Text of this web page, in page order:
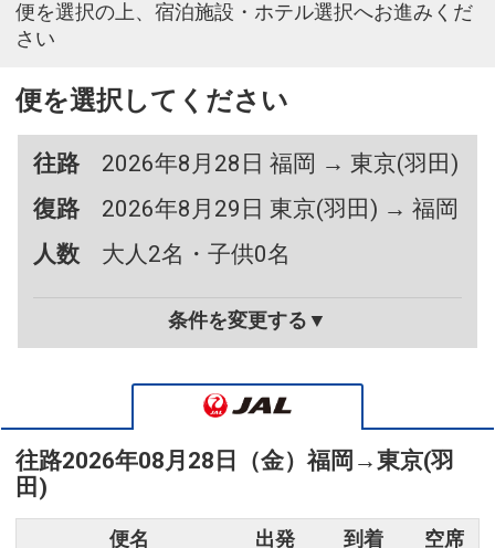
便を選択の上、宿泊施設・ホテル選択へお進みくだ
さい
便を選択してください
往路
2026年8月28日 福岡 → 東京(羽田)
復路
2026年8月29日 東京(羽田) → 福岡
人数
大人2名・子供0名
条件を変更する▼
往路2026年08月28日（金）福岡 →東京(羽
田)
便名 出発 到着 空席